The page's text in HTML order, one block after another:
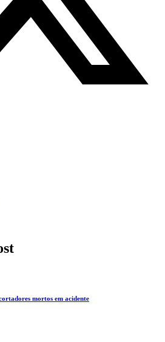
mortos em acidente